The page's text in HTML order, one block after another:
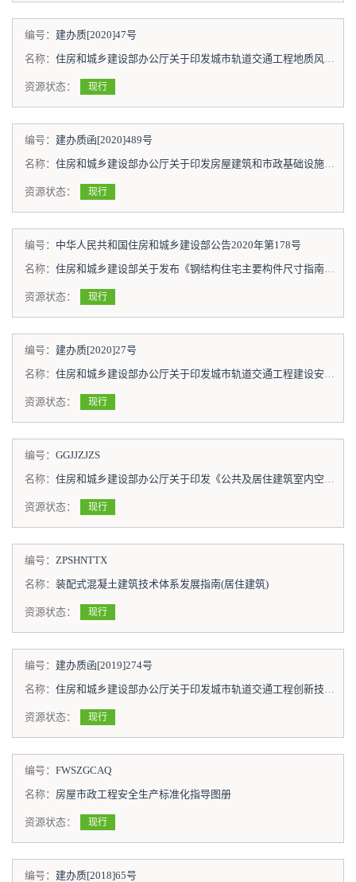
编号： 建办质[2020]47号
名称： 住房和城乡建设部办公厅关于印发城市轨道交通工程地质风险控制技术指南的通知
资源状态： 现行
编号： 建办质函[2020]489号
名称： 住房和城乡建设部办公厅关于印发房屋建筑和市政基础设施工程施工现场新冠肺炎疫情常态化防控工作指南的通知
资源状态： 现行
编号： 中华人民共和国住房和城乡建设部公告2020年第178号
名称： 住房和城乡建设部关于发布《钢结构住宅主要构件尺寸指南》的公告
资源状态： 现行
编号： 建办质[2020]27号
名称： 住房和城乡建设部办公厅关于印发城市轨道交通工程建设安全生产标准化管理技术指南的通知
资源状态： 现行
编号： GGJJZJZS
名称： 住房和城乡建设部办公厅关于印发《公共及居住建筑室内空气环境防疫设计与安全保障指南（试行）》《重大疫情期间城市排水与污水处理系统运行管理指南（试行）》《重大疫情期间农村生活垃圾应急处理技术指南（试行）》的通知
资源状态： 现行
编号： ZPSHNTTX
名称： 装配式混凝土建筑技术体系发展指南(居住建筑)
资源状态： 现行
编号： 建办质函[2019]274号
名称： 住房和城乡建设部办公厅关于印发城市轨道交通工程创新技术指南的通知
资源状态： 现行
编号： FWSZGCAQ
名称： 房屋市政工程安全生产标准化指导图册
资源状态： 现行
编号： 建办质[2018]65号